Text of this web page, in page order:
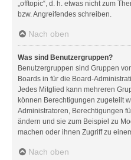
„offtopic“, d. h. etwas nicht zum
bzw. Angreifendes schreiben.
Nach oben
Was sind Benutzergruppen?
Benutzergruppen sind Gruppen
Boards in für die Board-
Jedes Mitglied kann mehreren
können Berechtigungen zugeteilt
Administratoren, Berechtigungen
ändern und sie zum Beispiel zu
machen oder ihnen Zugriff zu
Nach oben